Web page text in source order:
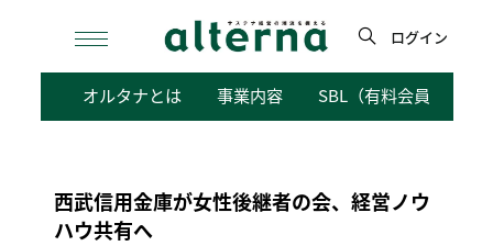
検
ログイン
オルタナとは 事業内容 SBL（有料会員向けサ
西武信用金庫が女性後継者の会、経営ノウ
ハウ共有へ